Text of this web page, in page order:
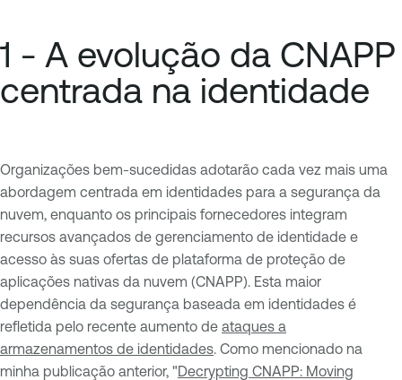
1 - A evolução da CNAPP
centrada na identidade
Organizações bem-sucedidas adotarão cada vez mais uma
abordagem centrada em identidades para a segurança da
nuvem, enquanto os principais fornecedores integram
recursos avançados de gerenciamento de identidade e
acesso às suas ofertas de plataforma de proteção de
aplicações nativas da nuvem (CNAPP). Esta maior
dependência da segurança baseada em identidades é
refletida pelo recente aumento de ataques a
armazenamentos de identidades. Como mencionado na
minha publicação anterior, "Decrypting CNAPP: Moving